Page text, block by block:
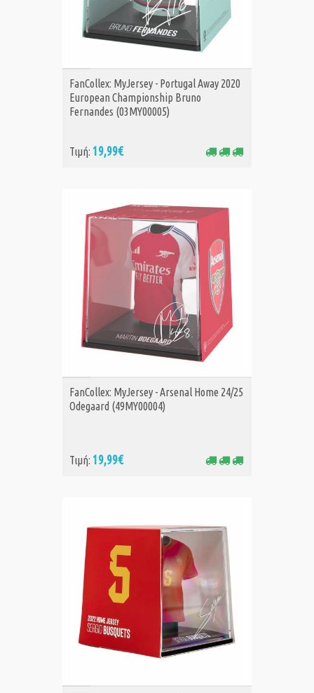
ΑΓΟΡΑ
FanCollex: MyJersey - Portugal Away 2020
European Championship Bruno
Fernandes (03MY00005)
Τιμή: 19,99€
ΑΓΟΡΑ
FanCollex: MyJersey - Arsenal Home 24/25
Odegaard (49MY00004)
Τιμή: 19,99€